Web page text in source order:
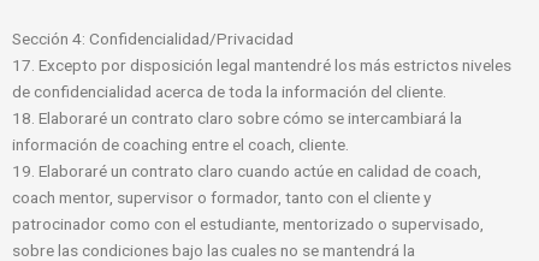
Sección 4: Confidencialidad/Privacidad
17. Excepto por disposición legal mantendré los más estrictos niveles
de confidencialidad acerca de toda la información del cliente.
18. Elaboraré un contrato claro sobre cómo se intercambiará la
información de coaching entre el coach, cliente.
19. Elaboraré un contrato claro cuando actúe en calidad de coach,
coach mentor, supervisor o formador, tanto con el cliente y
patrocinador como con el estudiante, mentorizado o supervisado,
sobre las condiciones bajo las cuales no se mantendrá la